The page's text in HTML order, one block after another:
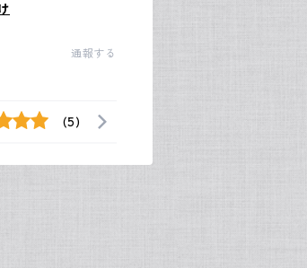
通報する
(5)